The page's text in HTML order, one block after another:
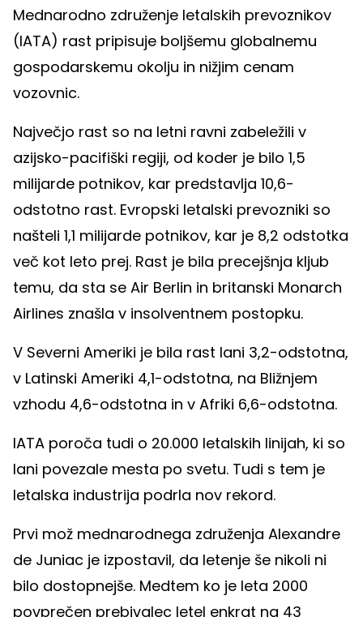
Mednarodno združenje letalskih prevoznikov
(IATA) rast pripisuje boljšemu globalnemu
gospodarskemu okolju in nižjim cenam
vozovnic.
Največjo rast so na letni ravni zabeležili v
azijsko-pacifiški regiji, od koder je bilo 1,5
milijarde potnikov, kar predstavlja 10,6-
odstotno rast. Evropski letalski prevozniki so
našteli 1,1 milijarde potnikov, kar je 8,2 odstotka
več kot leto prej. Rast je bila precejšnja kljub
temu, da sta se Air Berlin in britanski Monarch
Airlines znašla v insolventnem postopku.
V Severni Ameriki je bila rast lani 3,2-odstotna,
v Latinski Ameriki 4,1-odstotna, na Bližnjem
vzhodu 4,6-odstotna in v Afriki 6,6-odstotna.
IATA poroča tudi o 20.000 letalskih linijah, ki so
lani povezale mesta po svetu. Tudi s tem je
letalska industrija podrla nov rekord.
Prvi mož mednarodnega združenja Alexandre
de Juniac je izpostavil, da letenje še nikoli ni
bilo dostopnejše. Medtem ko je leta 2000
povprečen prebivalec letel enkrat na 43